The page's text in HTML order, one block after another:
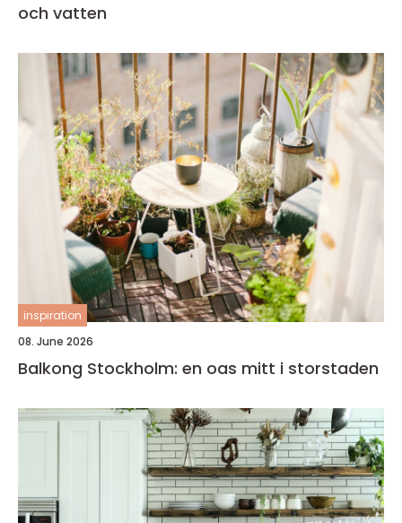
och vatten
inspiration
08. June 2026
Balkong Stockholm: en oas mitt i storstaden